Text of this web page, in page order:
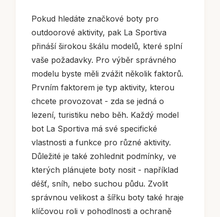
Pokud hledáte značkové boty pro
outdoorové aktivity, pak La Sportiva
přináší širokou škálu modelů, které splní
vaše požadavky. Pro výběr správného
modelu byste měli zvážit několik faktorů.
Prvním faktorem je typ aktivity, kterou
chcete provozovat - zda se jedná o
lezení, turistiku nebo běh. Každý model
bot La Sportiva má své specifické
vlastnosti a funkce pro různé aktivity.
Důležité je také zohlednit podmínky, ve
kterých plánujete boty nosit - například
déšť, sníh, nebo suchou půdu. Zvolit
správnou velikost a šířku boty také hraje
klíčovou roli v pohodlnosti a ochraně